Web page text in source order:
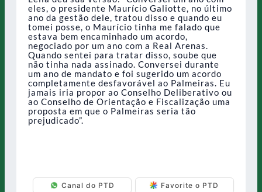
eles, o presidente Maurício Galiotte, no último
ano da gestão dele, tratou disso e quando eu
tomei posse, o Maurício tinha me falado que
estava bem encaminhado um acordo,
negociado por um ano com a Real Arenas.
Quando sentei para tratar disso, soube que
não tinha nada assinado. Conversei durante
um ano de mandato e foi sugerido um acordo
completamente desfavorável ao Palmeiras. Eu
jamais iria propor ao Conselho Deliberativo ou
ao Conselho de Orientação e Fiscalização uma
proposta em que o Palmeiras seria tão
prejudicado”.
Canal do PTD Favorite o PTD